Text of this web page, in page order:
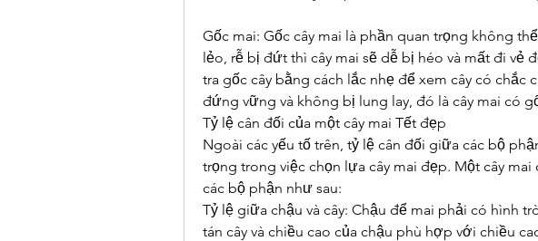
Gốc mai: Gốc cây mai là phần quan trọng không
lẻo, rễ bị đứt thì cây mai sẽ dễ bị héo và mất đi vẻ
tra gốc cây bằng cách lắc nhẹ để xem cây có chắc
đứng vững và không bị lung lay, đó là cây mai có
Tỷ lệ cân đối của một cây mai Tết đẹp
Ngoài các yếu tố trên, tỷ lệ cân đối giữa các bộ
trọng trong việc chọn lựa cây mai đẹp. Một cây
các bộ phận như sau:
Tỷ lệ giữa chậu và cây: Chậu để mai phải có hình
tán cây và chiều cao của chậu phù hợp với chiều